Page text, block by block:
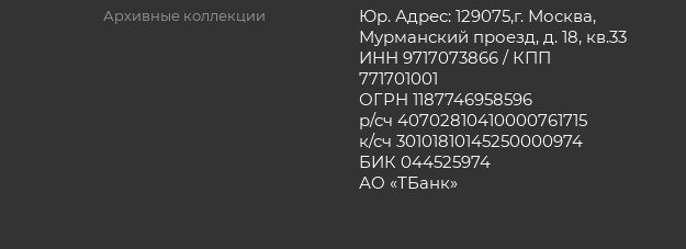
Архивные коллекции
Юр. Адрес: 129075,г. Москва,
Мурманский проезд, д. 18, кв.33
ИНН 9717073866 / КПП
771701001
ОГРН 1187746958596
р/сч 40702810410000761715
к/сч 30101810145250000974
БИК 044525974
АО «ТБанк»